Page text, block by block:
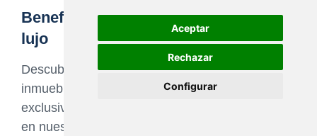
Aceptar
Rechazar
Configurar
Beneficios de alquilar un inmueble de
lujo
Descubre los múltiples beneficios de alquilar un
inmueble de lujo. Vive con comodidad,
exclusividad y sofisticación. Encuentra tu hogar
en nuestra selección